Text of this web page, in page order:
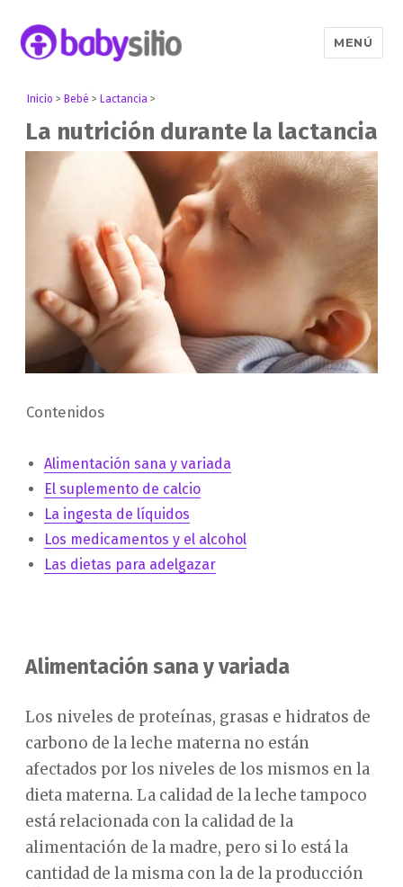
MENÚ
Inicio > Bebé > Lactancia >
La nutrición durante la lactancia
Contenidos
Alimentación sana y variada
El suplemento de calcio
La ingesta de líquidos
Los medicamentos y el alcohol
Las dietas para adelgazar
Alimentación sana y variada
Los niveles de proteínas, grasas e hidratos de
carbono de la leche materna no están
afectados por los niveles de los mismos en la
dieta materna. La calidad de la leche tampoco
está relacionada con la calidad de la
alimentación de la madre, pero si lo está la
cantidad de la misma con la de la producción